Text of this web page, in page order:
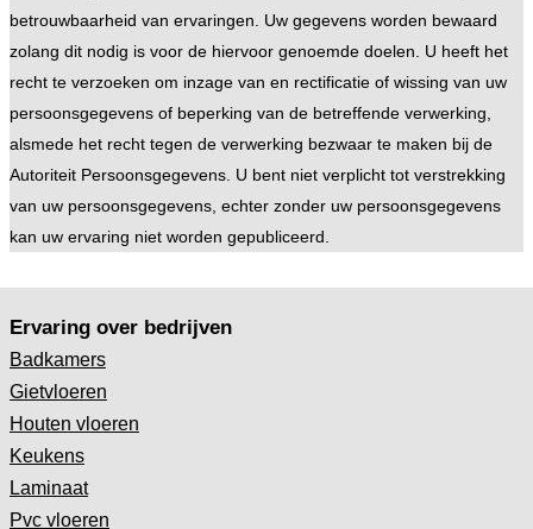
betrouwbaarheid van ervaringen. Uw gegevens worden bewaard
zolang dit nodig is voor de hiervoor genoemde doelen. U heeft het
recht te verzoeken om inzage van en rectificatie of wissing van uw
persoonsgegevens of beperking van de betreffende verwerking,
alsmede het recht tegen de verwerking bezwaar te maken bij de
Autoriteit Persoonsgegevens. U bent niet verplicht tot verstrekking
van uw persoonsgegevens, echter zonder uw persoonsgegevens
kan uw ervaring niet worden gepubliceerd.
Ervaring over bedrijven
Badkamers
Gietvloeren
Houten vloeren
Keukens
Laminaat
Pvc vloeren